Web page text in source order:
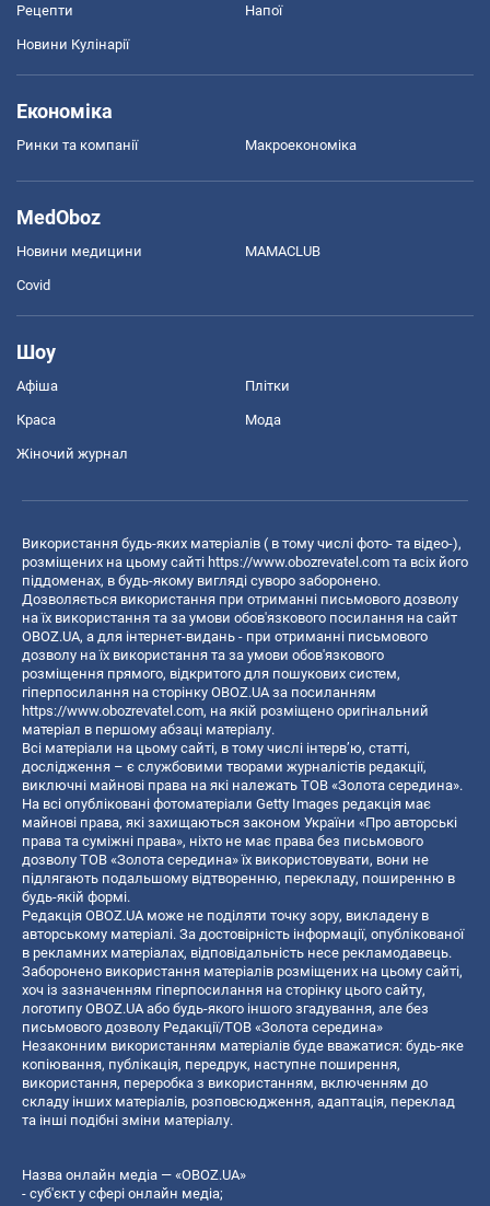
Рецепти Напої
Новини Кулінарії
Економіка
Ринки та компанії Макроекономіка
MedOboz
Новини медицини MAMACLUB
Covid
Шоу
Афіша Плітки
Краса Мода
Жіночий журнал
Використання будь-яких матеріалів ( в тому числі фото- та відео-),
розміщених на цьому сайті https://www.obozrevatel.com та всіх його
піддоменах, в будь-якому вигляді суворо заборонено.
Дозволяється використання при отриманні письмового дозволу
на їх використання та за умови обов'язкового посилання на сайт
OBOZ.UA, а для інтернет-видань - при отриманні письмового
дозволу на їх використання та за умови обов'язкового
розміщення прямого, відкритого для пошукових систем,
гіперпосилання на сторінку OBOZ.UA за посиланням
https://www.obozrevatel.com, на якій розміщено оригінальний
матеріал в першому абзаці матеріалу.
Всі матеріали на цьому сайті, в тому числі інтерв’ю, статті,
дослідження – є службовими творами журналістів редакції,
виключні майнові права на які належать ТОВ «Золота середина».
На всі опубліковані фотоматеріали Getty Images редакція має
майнові права, які захищаються законом України «Про авторські
права та суміжні права», ніхто не має права без письмового
дозволу ТОВ «Золота середина» їх використовувати, вони не
підлягають подальшому відтворенню, перекладу, поширенню в
будь-якій формі.
Редакція OBOZ.UA може не поділяти точку зору, викладену в
авторському матеріалі. За достовірність інформації, опублікованої
в рекламних матеріалах, відповідальність несе рекламодавець.
Заборонено використання матеріалів розміщених на цьому сайті,
хоч із зазначенням гіперпосилання на сторінку цього сайту,
логотипу OBOZ.UA або будь-якого іншого згадування, але без
письмового дозволу Редакції/ТОВ «Золота середина»
Незаконним використанням матеріалів буде вважатися: будь-яке
копiювання, публiкацiя, передрук, наступне поширення,
використання, переробка з використанням, включенням до
складу інших матеріалів, розповсюдження, адаптація, переклад
та інші подібні зміни матеріалу.
Назва онлайн медіа — «OBOZ.UA»
- суб'єкт у сфері онлайн медіа;